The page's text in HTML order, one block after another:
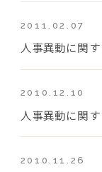
2011.02.07
人事異動に関
2010.12.10
人事異動に関
2010.11.26